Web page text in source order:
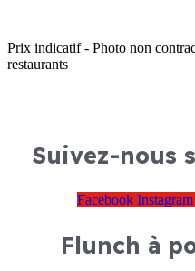
Prix indicatif - Photo non
restaurants
Suivez-nous
Facebook Instagram
Flunch à